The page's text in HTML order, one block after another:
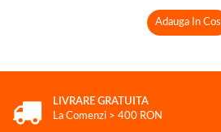
Adauga In Cos
LIVRARE GRATUITA
La Comenzi > 400 RON